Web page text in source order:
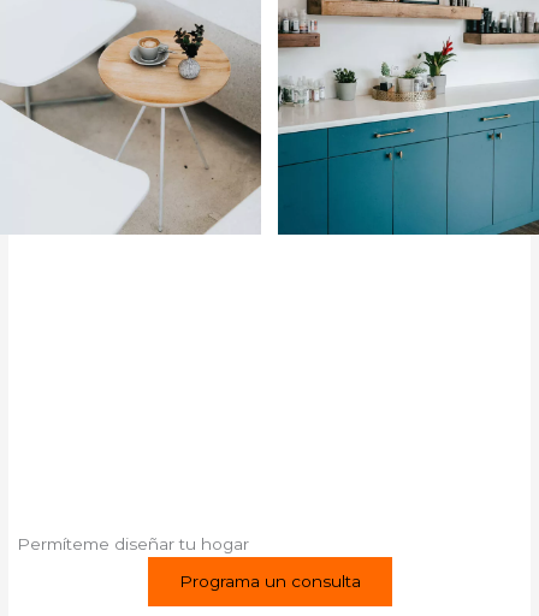
Permíteme diseñar tu hogar
Programa un consulta